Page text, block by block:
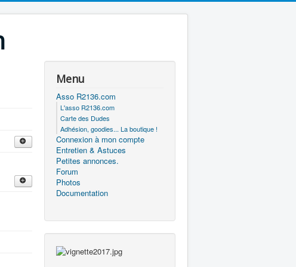
Menu
Asso R2136.com
L'asso R2136.com
Carte des Dudes
Adhésion, goodies... La boutique !
Connexion à mon compte
Entretien & Astuces
Petites annonces.
Forum
Photos
Documentation